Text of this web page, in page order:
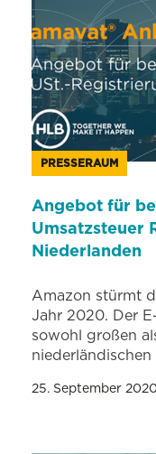
PRESSERAUM
Angebot für
Umsatzsteuer
Niederlanden
Amazon stürmt
Jahr 2020. Der
sowohl großen
25. September 2020